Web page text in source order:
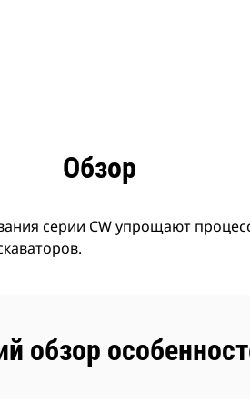
Обзор
серии CW упрощают
обзор